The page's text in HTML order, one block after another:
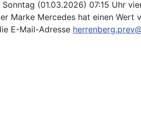
(01.03.2026) 07:15 Uhr
Marke Mercedes hat einen Wert
E-Mail-Adresse